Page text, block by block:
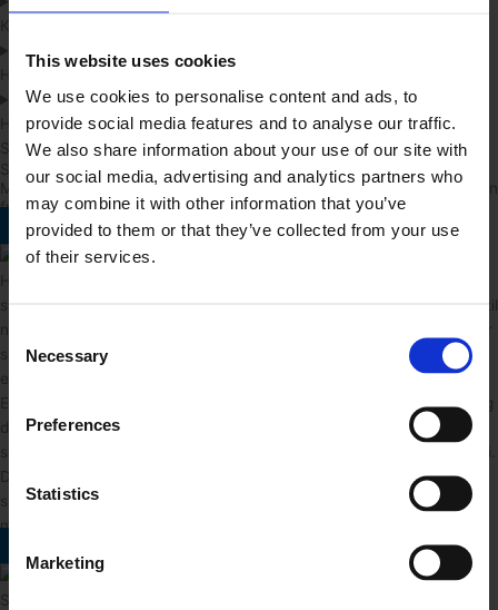
This website uses cookies
We use cookies to personalise content and ads, to
provide social media features and to analyse our traffic.
We also share information about your use of our site with
our social media, advertising and analytics partners who
may combine it with other information that you’ve
provided to them or that they’ve collected from your use
of their services.
Selection
Necessary
Preferences
Statistics
Marketing
Kan man få et snedkerkøkken med IKEA-skabe?
Hvordan kommer jeg i gang med mit nye snedkerkøkken fra Arki
Studio?
Snedkerhack
Med Arki Studio IKEA Hack kan du også forvandle et standard-køkken
fra fx IKEA, HTH o.l. til et elegant og unikt rum
Få et tilbud
snedkerkøkkener, men vi udvikler også fronter og sidebeklædninger til
nuværende eller nye køkkenkabinetter. Da alle Arki Studios fronter er
specialfremstillede, kan vi producere dem til montering på for
eksempel IKEAs kabinetter.
En af fordelene ved Arki Studios hack-løsninger er, udover kvalitet og
design, at det er muligt at kombinere de forskellige løsninger til én
samlet løsning, som imødeser både design, funktionalitet og økonomi.
Da Arki Studio både kan levere skræddersyede snedkerkøkkener og
special-inventar er det også muligt at kombinere IKEA-hack med en
mere skræddersyet løsning.
Showroom